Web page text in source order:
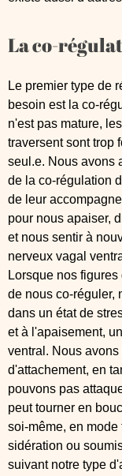
La co-
Le premier type de
besoin est la co-
n'est pas mature,
traversent sont trop
seul.e. Nous avons
de la co-régulation
de leur
pour nous apaiser,
et nous sentir à
nerveux vagal
Lorsque nos
de nous co-réguler,
dans un état de
et à l'apaisement,
ventral. Nous
d'attachement, en
pouvons pas
peut tourner en
soi-même, en
sidération ou
suivant notre type